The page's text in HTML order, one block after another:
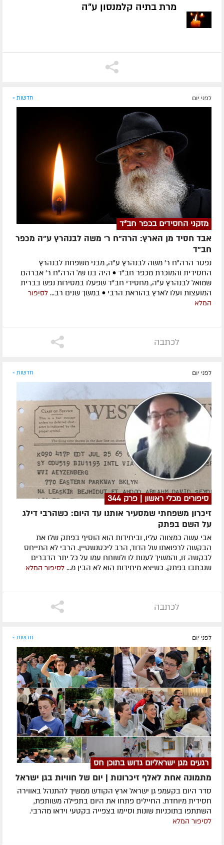
מרת בתיה קלמנסון ע״ה
לפני יום חדשות »
מזקני החסידים בכפר חב"ד
אבד חסיד מן הארץ: הרה"ח ר' משה לבנהרץ ע"ה מכפר
חב"ד
נפטר הרה"ח ר' משה לבנהרץ ע"ה, מבני משפחת לבנהרץ
החסידית והמוכרת מכפר חב"ד • היה בנו של הרה"ח ר' אברהם
שמואל לבנהרץ ע"ה, מחסידי חב"ד שפעלו במסירות נפש בברית
המועצות ועלו לארץ בהוראת הרבי • במשך שנים רב... לסיפור
המלא
לכתבה
לפני יום חדשות »
סיפורים מכלי ראשון | פרק 344
זיכרון משפחתי שמסעיר אותנו עד היום: כשהרבי דילג
על השם בפתק
אבי עשה כמצווה עליו, וביחידות הוא הוסיף בפתק שלו את
הבקשה לרפואתו של הדוד, הרב ליכטנשטיין. הרבי לא התייחס
לבקשה זו, והמשיך לענות לו ולשוחח עמו על כל יתר הדברים
שנכתבו בפתק. כשיצא מיחידות הוא לא הבין מ... לסיפור המלא
לכתבה
לפני יום חדשות »
רגעים מגן ישראליום גדוש בתוכן חס
מתמונה אחת לאלף זיכרונות | יום של חוויות בגן ישראל
סדר היום בקעמפ גן ישראל ארץ הקודש ממשיך להתנהל באווירה
חסידית מיוחדת. החיילים פתחו את היום בתפילה משותפת,
השתתפו בתוכניות שונות וסיימו בצפייה בקטעי וידאו מהרבי.
לסיפור המלא